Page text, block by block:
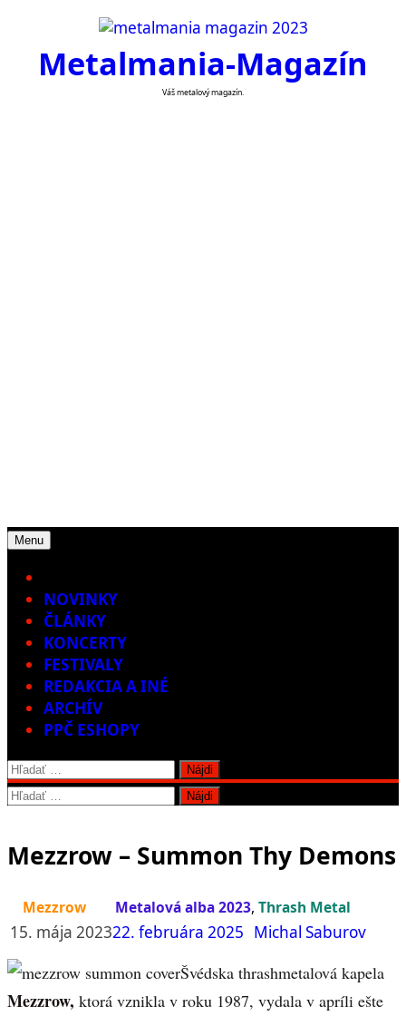
contentMetalmania-Magazín
Váš metalový magazín.
Menu
NOVINKY
ČLÁNKY
KONCERTY
FESTIVALY
REDAKCIA A INÉ
ARCHÍV
PPČ ESHOPY
Hľadať:
Hľadať:
Mezzrow – Summon Thy Demons
Mezzrow Metalová alba 2023, Thrash Metal
15. mája 202322. februára 2025 Michal Saburov
Švédska thrashmetalová kapela
Mezzrow, ktorá vznikla v roku 1987, vydala v apríli ešte